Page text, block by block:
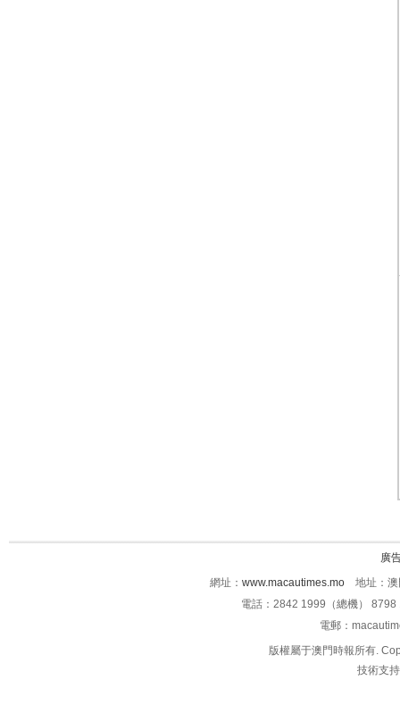
廣
網址： www.macautimes.mo 地址：澳
電話：2842 1999（總機）
電郵：
版權屬于澳門時報所有.
技術支